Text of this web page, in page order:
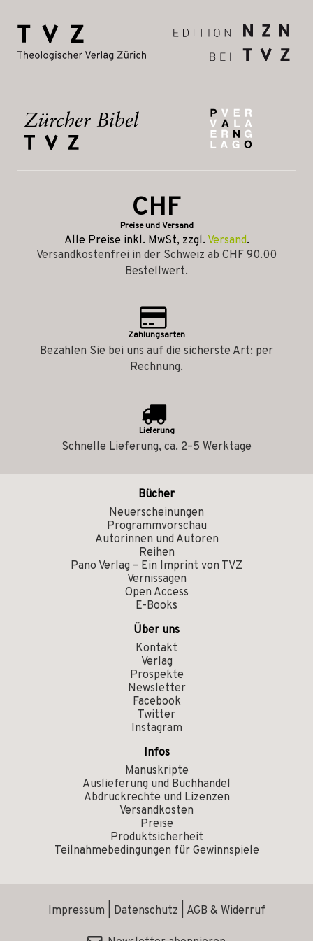
CHF
Preise und Versand
Alle Preise inkl. MwSt, zzgl. Versand.
Versandkostenfrei in der Schweiz ab CHF 90.00
Bestellwert.
Zahlungsarten
Bezahlen Sie bei uns auf die sicherste Art: per
Rechnung.
Lieferung
Schnelle Lieferung, ca. 2–5 Werktage
Bücher
Neuerscheinungen
Programmvorschau
Autorinnen und Autoren
Reihen
Pano Verlag – Ein Imprint von TVZ
Vernissagen
Open Access
E-Books
Über uns
Kontakt
Verlag
Prospekte
Newsletter
Facebook
Twitter
Instagram
Infos
Manuskripte
Auslieferung und Buchhandel
Abdruckrechte und Lizenzen
Versandkosten
Preise
Produktsicherheit
Teilnahmebedingungen für Gewinnspiele
Impressum Datenschutz AGB & Widerruf